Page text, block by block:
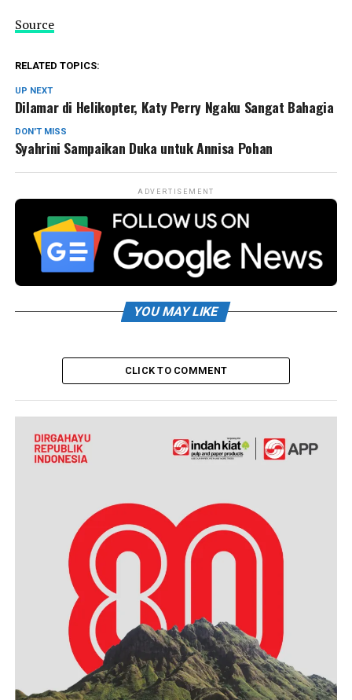
Source
RELATED TOPICS:
UP NEXT
Dilamar di Helikopter, Katy Perry Ngaku Sangat Bahagia
DON'T MISS
Syahrini Sampaikan Duka untuk Annisa Pohan
ADVERTISEMENT
YOU MAY LIKE
CLICK TO COMMENT